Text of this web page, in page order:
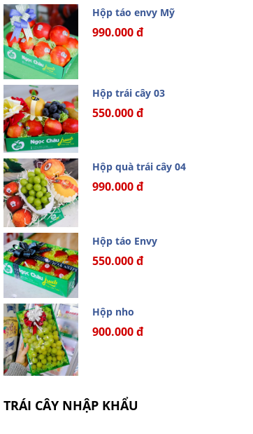
Hộp táo envy Mỹ
990.000 đ
Hộp trái cây 03
550.000 đ
Hộp quà trái cây 04
990.000 đ
Hộp táo Envy
550.000 đ
Hộp nho
900.000 đ
TRÁI CÂY NHẬP KHẨU